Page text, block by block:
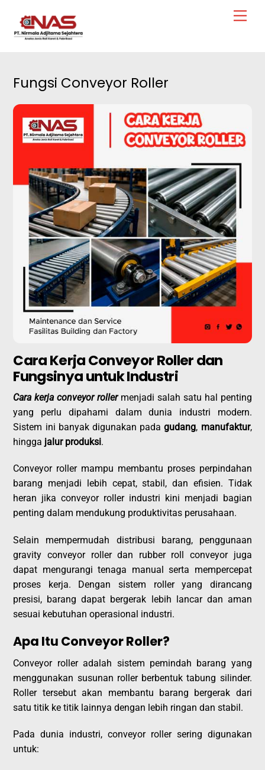
content
Fungsi Conveyor Roller
Cara Kerja Conveyor Roller dan
Fungsinya untuk Industri
Cara kerja conveyor rollermenjadi salah satu hal penting
yang perlu dipahami dalam dunia industri modern.
Sistem ini banyak digunakan padagudang, manufaktur,
hingga jalur produksi.
Conveyor roller mampu membantu proses perpindahan
barang menjadi lebih cepat, stabil, dan efisien. Tidak
heran jika conveyor roller industri kini menjadi bagian
penting dalam mendukung produktivitas perusahaan.
Selain mempermudah distribusi barang, penggunaan
gravity conveyor roller dan rubber roll conveyor juga
dapat mengurangi tenaga manual serta mempercepat
proses kerja. Dengan sistem roller yang dirancang
presisi, barang dapat bergerak lebih lancar dan aman
sesuai kebutuhan operasional industri.
Apa Itu Conveyor Roller?
Conveyor roller adalah sistem pemindah barang yang
menggunakan susunan roller berbentuk tabung silinder.
Roller tersebut akan membantu barang bergerak dari
satu titik ke titik lainnya dengan lebih ringan dan stabil.
Pada dunia industri, conveyor roller sering digunakan
untuk: